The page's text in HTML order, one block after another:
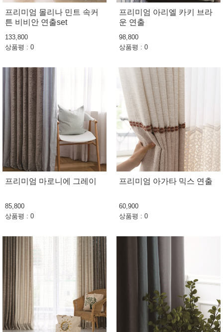
프리미엄 몰리나 민트 속커
튼 비비안 연출set
133,800
상품평 : 0
프리미엄 아리엘 카키 브라
운 연출
98,800
상품평 : 0
프리미엄 마로니에 그레이
85,800
상품평 : 0
프리미엄 아가타 믹스 연출
60,900
상품평 : 0